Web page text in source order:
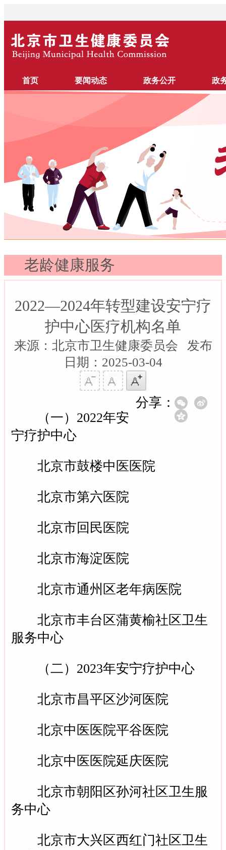
首页 要闻动态 政务公开 政
老龄健康服务
2022—2024年转型建设安宁疗
护中心医疗机构名单
来源：北京市卫生健康委员会 发布
日期：2025-03-04
分享：
（一）2022年安
宁疗护中心
北京市鼓楼中医医院
北京市第六医院
北京市回民医院
北京市海淀医院
北京市通州区老年病医院
北京市丰台区蒲黄榆社区卫生
服务中心
（二）2023年安宁疗护中心
北京市昌平区沙河医院
北京中医医院平谷医院
北京中医医院延庆医院
北京市朝阳区孙河社区卫生服
务中心
北京市大兴区西红门社区卫生